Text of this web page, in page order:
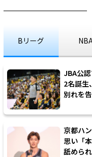
Bリーグ
JBA公
2名誕生
別れを
京都ハ
思い「
舐めら